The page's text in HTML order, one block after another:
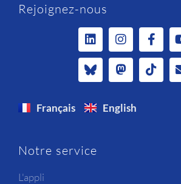
Rejoignez-nous
Français English
Notre service
L'appli